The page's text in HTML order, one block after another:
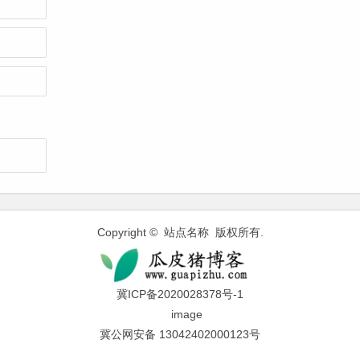
Copyright © 站点名称 版权所有.
冀ICP备2020028378号-1
冀公网安备 13042402000123号